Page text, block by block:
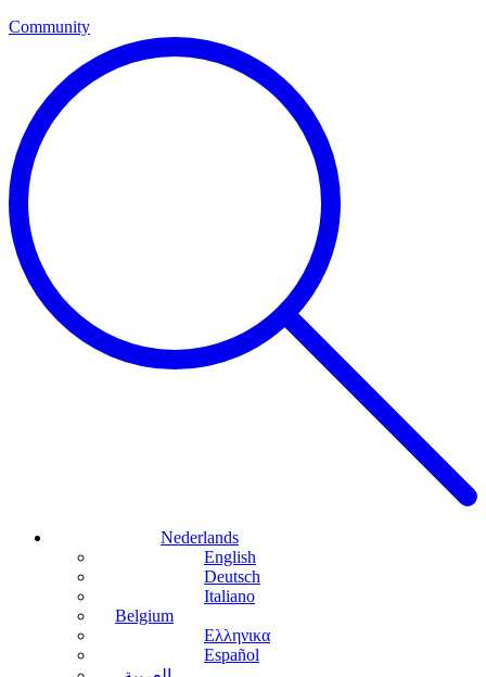
Community
Nederlands
English
Deutsch
Italiano
Belgium
Ελληνικα
Español